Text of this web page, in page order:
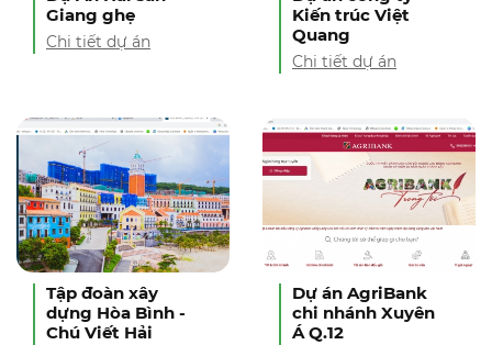
Giang ghẹ
Chi tiết dự án
Kiến trúc Việt
Quang
Chi tiết dự án
Tập đoàn xây
dựng Hòa Bình -
Chú Viết Hải
Dự án AgriBank
chi nhánh Xuyên
Á Q.12